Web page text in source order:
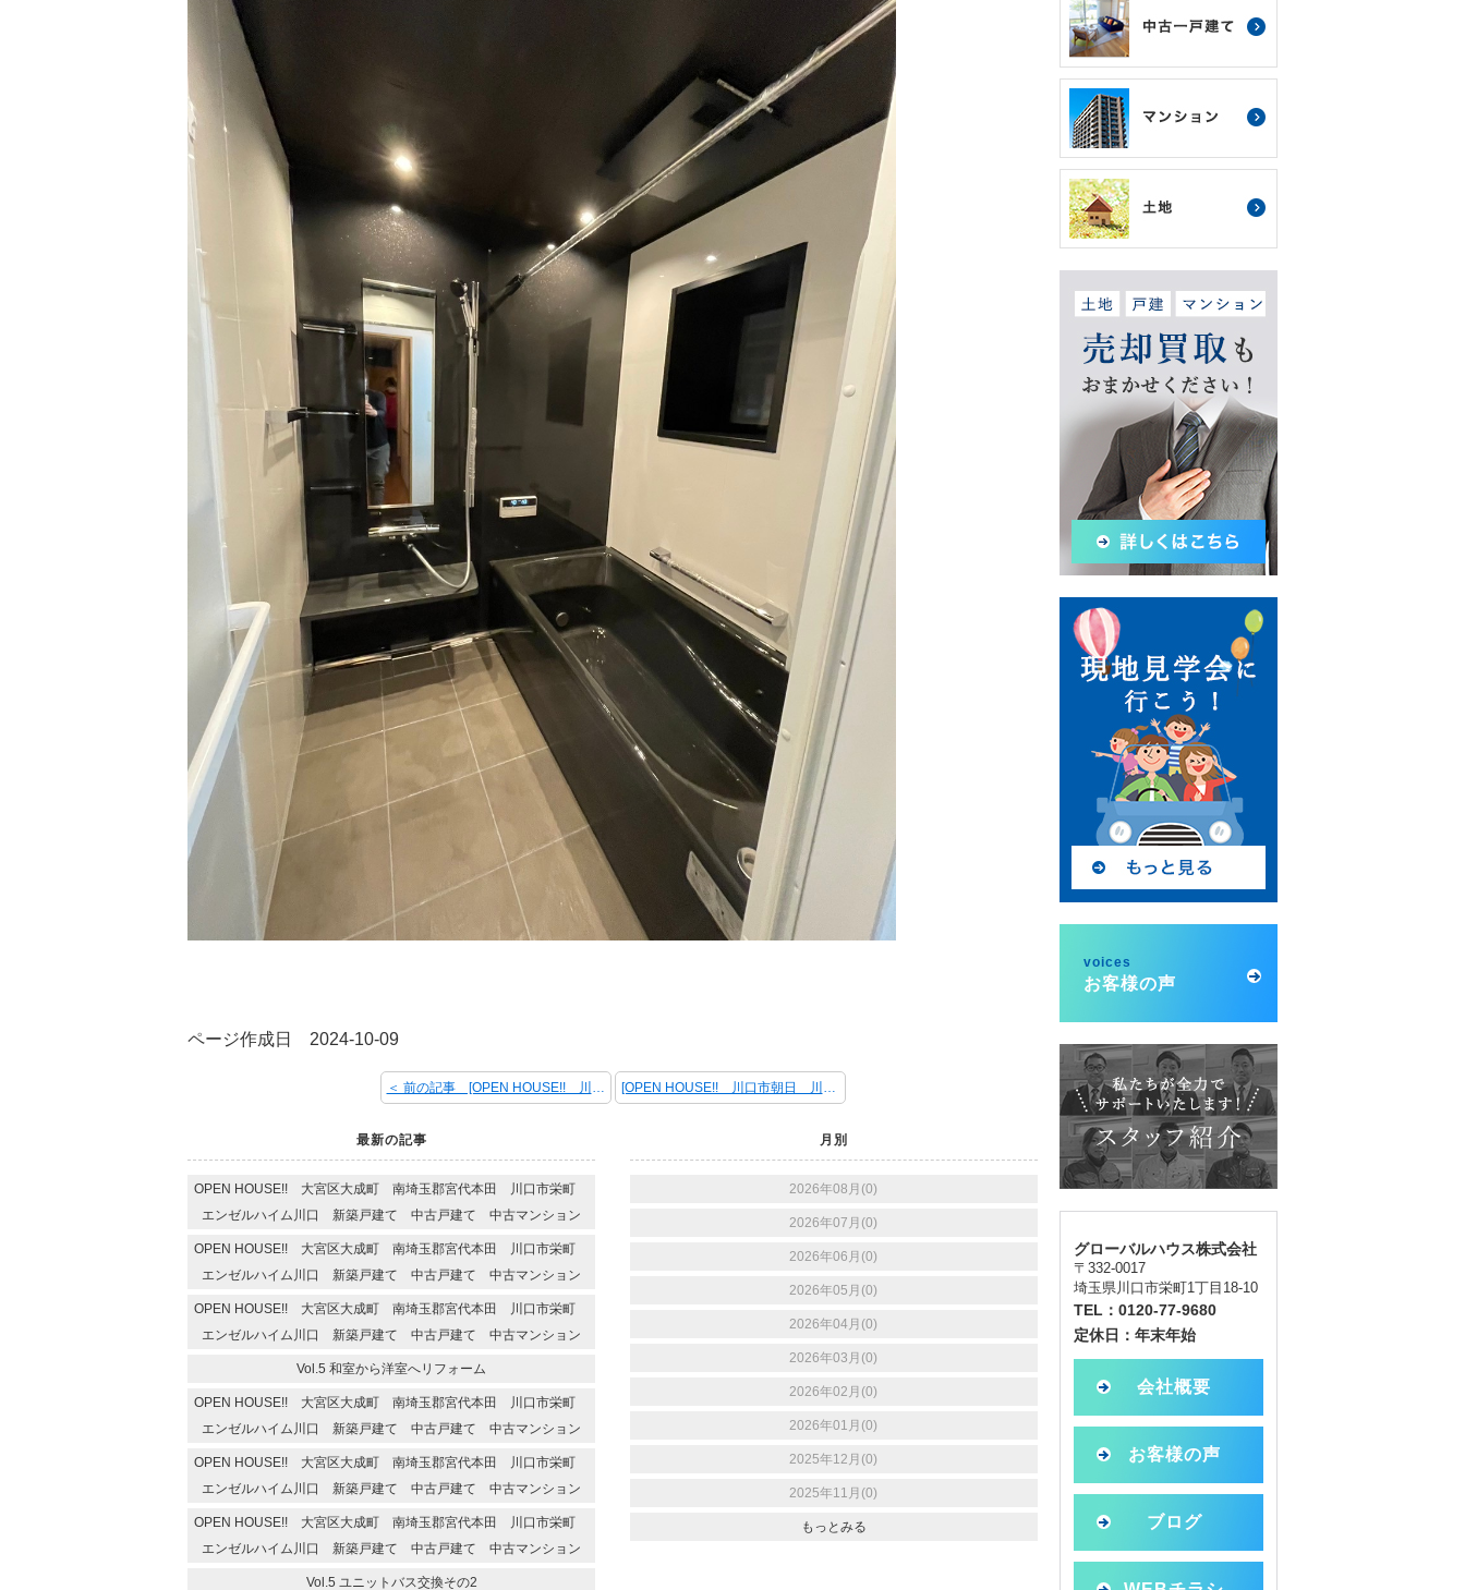
ページ作成日 2024-10-09
＜ 前の記事 [OPEN HOUSE!! 川口市朝日 川口市栄町 エンゼルハイム川口 新築戸建て 中古戸建て 中古マンション] [OPEN HOUSE!! 川口市朝日 川口市栄町 エンゼルハイム川口 新築戸建て 中古戸建て 中古マンション] 次の記事 ＞
最新の記事
OPEN HOUSE!! 大宮区大成町 南埼玉郡宮代本田 川口市栄町
エンゼルハイム川口 新築戸建て 中古戸建て 中古マンション
OPEN HOUSE!! 大宮区大成町 南埼玉郡宮代本田 川口市栄町
エンゼルハイム川口 新築戸建て 中古戸建て 中古マンション
OPEN HOUSE!! 大宮区大成町 南埼玉郡宮代本田 川口市栄町
エンゼルハイム川口 新築戸建て 中古戸建て 中古マンション
Vol.5 和室から洋室へリフォーム
OPEN HOUSE!! 大宮区大成町 南埼玉郡宮代本田 川口市栄町
エンゼルハイム川口 新築戸建て 中古戸建て 中古マンション
OPEN HOUSE!! 大宮区大成町 南埼玉郡宮代本田 川口市栄町
エンゼルハイム川口 新築戸建て 中古戸建て 中古マンション
OPEN HOUSE!! 大宮区大成町 南埼玉郡宮代本田 川口市栄町
エンゼルハイム川口 新築戸建て 中古戸建て 中古マンション
Vol.5 ユニットバス交換その2
月別
2026年08月(0)
2026年07月(0)
2026年06月(0)
2026年05月(0)
2026年04月(0)
2026年03月(0)
2026年02月(0)
2026年01月(0)
2025年12月(0)
2025年11月(0)
もっとみる
voices
お客様の声
グローバルハウス株式会社
〒332-0017
埼玉県川口市栄町1丁目18-10
TEL：0120-77-9680
定休日：年末年始
会社概要
お客様の声
ブログ